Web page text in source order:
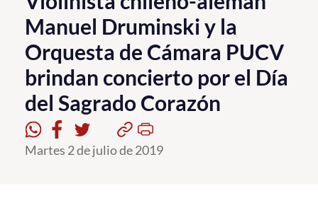
Investigación, Creación e Innovación
PUCV Internacional
Vinculación con el Medio
Admisión
Pregrado
Manuel Druminski y la
Orquesta de Cámara PUCV
brindan concierto por el Día
del Sagrado Corazón
Martes 2 de julio de 2019